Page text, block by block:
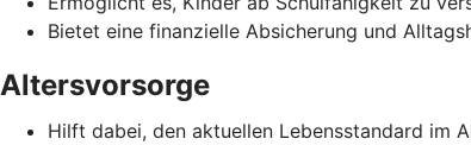
Bietet eine finanzielle Absicherung und
Altersvorsorge
Hilft dabei, den aktuellen Lebensstandard im